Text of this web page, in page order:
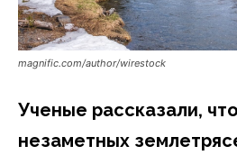
magnific.com/author/wirestock
Ученые рассказали,
незаметных